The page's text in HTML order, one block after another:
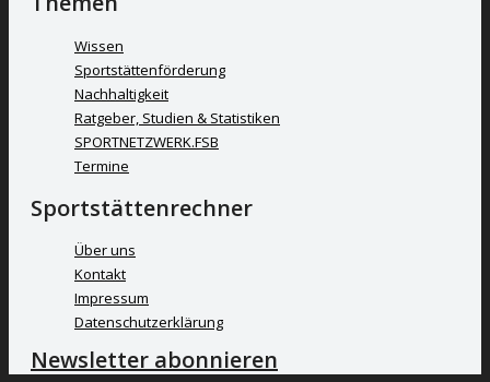
Wissen
Sportstättenförderung
Nachhaltigkeit
Ratgeber, Studien & Statistiken
SPORTNETZWERK.FSB
Termine
Sportstättenrechner
Über uns
Kontakt
Impressum
Datenschutzerklärung
Newsletter abonnieren